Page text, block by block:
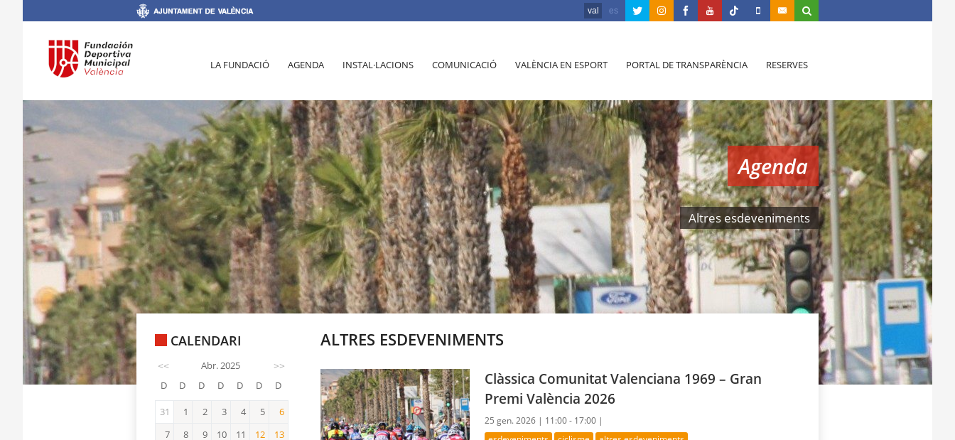
val es
LA FUNDACIÓ AGENDA INSTAL·LACIONS COMUNICACIÓ VALÈNCIA EN ESPORT PORTAL DE TRANSPARÈNCIA RESERVES
Agenda
Altres esdeveniments
CALENDARI
<< Abr. 2025 >>
D D D D D D D
31 1 2 3 4 5 6
6
7 8 9 10 11 12 13
ALTRES ESDEVENIMENTS
Clàssica Comunitat Valenciana 1969 – Gran
Premi València 2026
25 gen. 2026 | 11:00 - 17:00 |